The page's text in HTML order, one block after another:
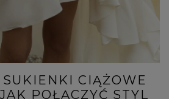
CIĄŻOWE
POŁĄCZYĆ STYL